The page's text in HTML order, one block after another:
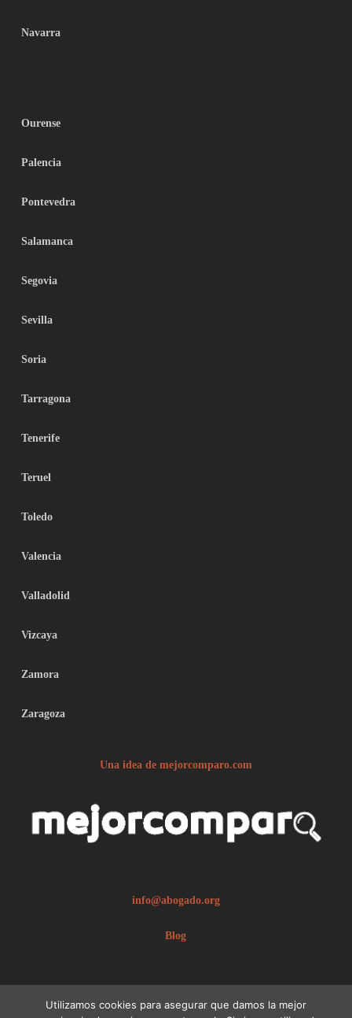
Navarra
Ourense
Palencia
Pontevedra
Salamanca
Segovia
Sevilla
Soria
Tarragona
Tenerife
Teruel
Toledo
Valencia
Valladolid
Vizcaya
Zamora
Zaragoza
Una idea de mejorcomparo.com
info@abogado.org
Blog
Utilizamos cookies para asegurar que damos la mejor